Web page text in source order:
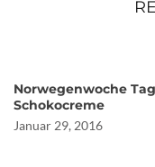
Norwegenwoche
Schokocreme
Januar 29, 2016